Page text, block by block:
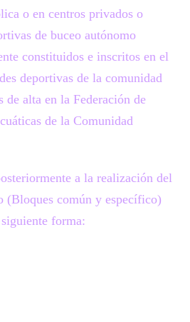
o en centros privados o
de buceo autónomo
constituidos e inscritos en el
deportivas de la comunidad
de alta en la Federación de
de la Comunidad
a la realización del
(Bloques común y específico)
forma: